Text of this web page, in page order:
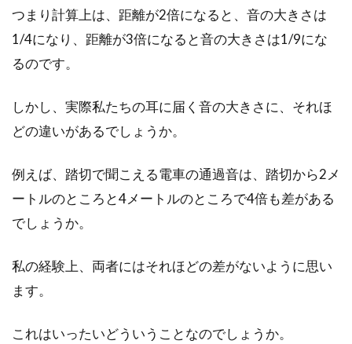
地方から都内に引っ越して、心新たに新生活を
か。都内...
かかっているのか？
つまり計算上は、距離が2倍になると、音の大きさは
1/4になり、距離が3倍になると音の大きさは1/9にな
るのです。
しかし、実際私たちの耳に届く音の大きさに、それほ
どの違いがあるでしょうか。
例えば、踏切で聞こえる電車の通過音は、踏切から2メ
ートルのところと4メートルのところで4倍も差がある
でしょうか。
私の経験上、両者にはそれほどの差がないように思い
ます。
これはいったいどういうことなのでしょうか。